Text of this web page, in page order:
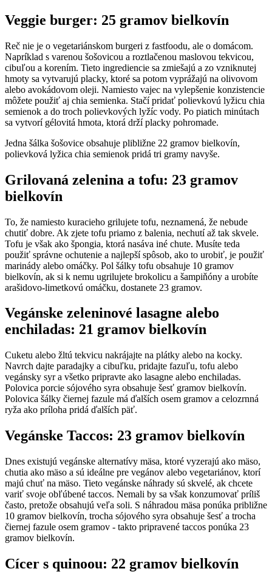
Veggie burger: 25 gramov bielkovín
Reč nie je o vegetariánskom burgeri z fastfoodu, ale o domácom.
Napríklad s varenou šošovicou a roztlačenou maslovou tekvicou,
cibuľou a korením. Tieto ingrediencie sa zmiešajú a zo vzniknutej
hmoty sa vytvarujú placky, ktoré sa potom vyprážajú na olivovom
alebo avokádovom oleji. Namiesto vajec na vylepšenie konzistencie
môžete použiť aj chia semienka. Stačí pridať polievkovú lyžicu chia
semienok a do troch polievkových lyžíc vody. Po piatich minútach
sa vytvorí gélovitá hmota, ktorá drží placky pohromade.
Jedna šálka šošovice obsahuje plibližne 22 gramov bielkovín,
polievková lyžica chia semienok pridá tri gramy navyše.
Grilovaná zelenina a tofu: 23 gramov
bielkovín
To, že namiesto kuracieho grilujete tofu, neznamená, že nebude
chutiť dobre. Ak zjete tofu priamo z balenia, nechutí až tak skvele.
Tofu je však ako špongia, ktorá nasáva iné chute. Musíte teda
použiť správne ochutenie a najlepší spôsob, ako to urobiť, je použiť
marinády alebo omáčky. Pol šálky tofu obsahuje 10 gramov
bielkovín, ak si k nemu ugrilujete brokolicu a šampiňóny a urobíte
arašidovo-limetkovú omáčku, dostanete 23 gramov.
Vegánske zeleninové lasagne alebo
enchiladas: 21 gramov bielkovín
Cuketu alebo žltú tekvicu nakrájajte na plátky alebo na kocky.
Navrch dajte paradajky a cibuľku, pridajte fazuľu, tofu alebo
vegánsky syr a všetko pripravte ako lasagne alebo enchiladas.
Polovica porcie sójového syra obsahuje šesť gramov bielkovín.
Polovica šálky čiernej fazule má ďalších osem gramov a celozrnná
ryža ako príloha pridá ďalších päť.
Vegánske Taccos: 23 gramov bielkovín
Dnes existujú vegánske alternatívy mäsa, ktoré vyzerajú ako mäso,
chutia ako mäso a sú ideálne pre vegánov alebo vegetariánov, ktorí
majú chuť na mäso. Tieto vegánske náhrady sú skvelé, ak chcete
variť svoje obľúbené taccos. Nemali by sa však konzumovať príliš
často, pretože obsahujú veľa soli. S náhradou mäsa ponúka približne
10 gramov bielkovín, trocha sójového syra obsahuje šesť a trocha
čiernej fazule osem gramov - takto pripravené taccos ponúka 23
gramov bielkovín.
Cícer s quinoou: 22 gramov bielkovín